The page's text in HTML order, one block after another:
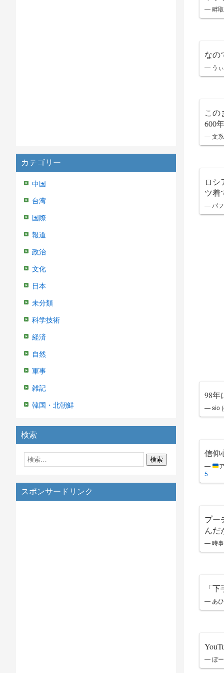
カテゴリー
中国
台湾
国際
報道
政治
文化
日本
未分類
科学技術
経済
自然
軍事
雑記
韓国・北朝鮮
検索
スポンサードリンク
— 畔
なの
— うぃ
この
600
— 文系
ロシ
ツ着
— パフ
98
— sio
信仰
—
5
プー
んだ
— 時
「
— あひ
— ぼー